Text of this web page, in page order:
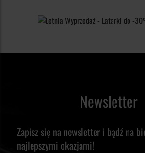
Newsletter
Zapisz się na newsletter i bądź na
najlepszymi okazjami!